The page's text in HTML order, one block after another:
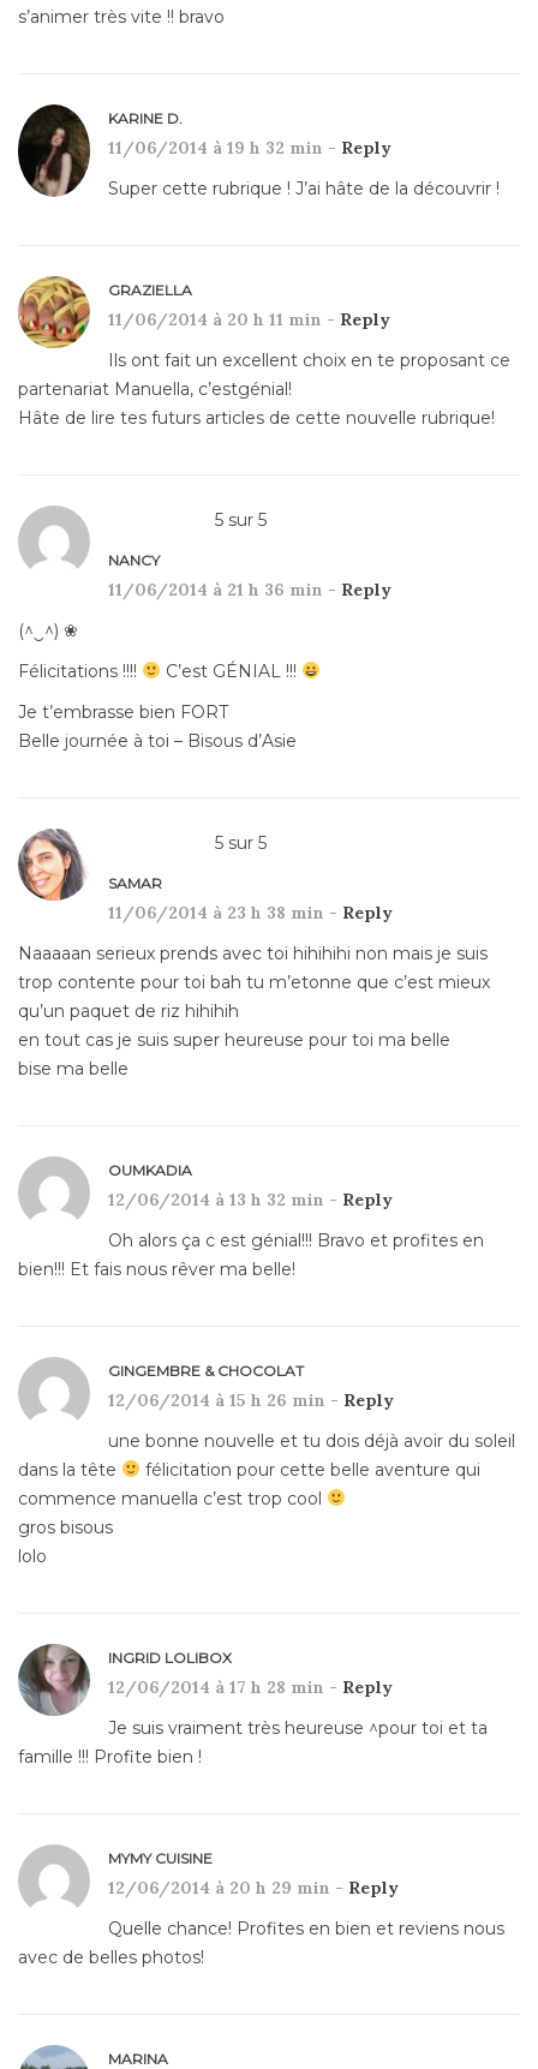
s’animer très vite !! bravo
KARINE D.
11/06/2014 à 19 h 32 min - Reply
Super cette rubrique ! J’ai hâte de la découvrir !
GRAZIELLA
11/06/2014 à 20 h 11 min - Reply
Ils ont fait un excellent choix en te proposant ce
partenariat Manuella, c’estgénial!
Hâte de lire tes futurs articles de cette nouvelle rubrique!
5 sur 5
NANCY
11/06/2014 à 21 h 36 min - Reply
(^‿^) ❀
Félicitations !!!!
C’est GÉNIAL !!!
Je t’embrasse bien FORT
Belle journée à toi – Bisous d’Asie
5 sur 5
SAMAR
11/06/2014 à 23 h 38 min - Reply
Naaaaan serieux prends avec toi hihihihi non mais je suis
trop contente pour toi bah tu m’etonne que c’est mieux
qu’un paquet de riz hihihih
en tout cas je suis super heureuse pour toi ma belle
bise ma belle
OUMKADIA
12/06/2014 à 13 h 32 min - Reply
Oh alors ça c est génial!!! Bravo et profites en
bien!!! Et fais nous rêver ma belle!
GINGEMBRE & CHOCOLAT
12/06/2014 à 15 h 26 min - Reply
une bonne nouvelle et tu dois déjà avoir du soleil
dans la tête
félicitation pour cette belle aventure qui
commence manuella c’est trop cool
gros bisous
lolo
INGRID LOLIBOX
12/06/2014 à 17 h 28 min - Reply
Je suis vraiment très heureuse ^pour toi et ta
famille !!! Profite bien !
MYMY CUISINE
12/06/2014 à 20 h 29 min - Reply
Quelle chance! Profites en bien et reviens nous
avec de belles photos!
MARINA